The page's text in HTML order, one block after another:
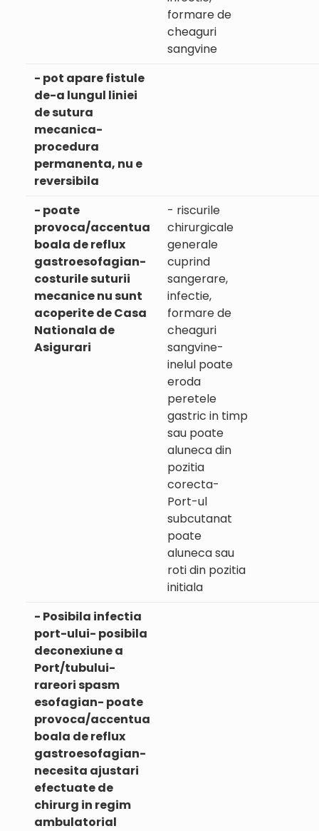
formare de
cheaguri
sangvine
- pot apare fistule
de-a lungul liniei
de sutura
mecanica-
procedura
permanenta, nu e
reversibila
- poate
provoca/accentua
boala de reflux
gastroesofagian-
costurile suturii
mecanice nu sunt
acoperite de Casa
Nationala de
Asigurari
- riscurile
chirurgicale
generale
cuprind
sangerare,
infectie,
formare de
cheaguri
sangvine-
inelul poate
eroda
peretele
gastric in timp
sau poate
aluneca din
pozitia
corecta-
Port-ul
subcutanat
poate
aluneca sau
roti din pozitia
initiala
- Posibila infectia
port-ului- posibila
deconexiune a
Port/tubului-
rareori spasm
esofagian- poate
provoca/accentua
boala de reflux
gastroesofagian-
necesita ajustari
efectuate de
chirurg in regim
ambulatorial